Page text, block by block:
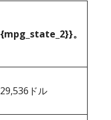
{mpg_state_2}}。
29,536ドル